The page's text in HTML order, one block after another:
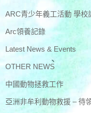
ARC青少年義工活動 學校
Arc領養記錄
Latest News & Events
OTHER NEWS
中國動物拯救工作
亞洲非牟利動物救援 – 待